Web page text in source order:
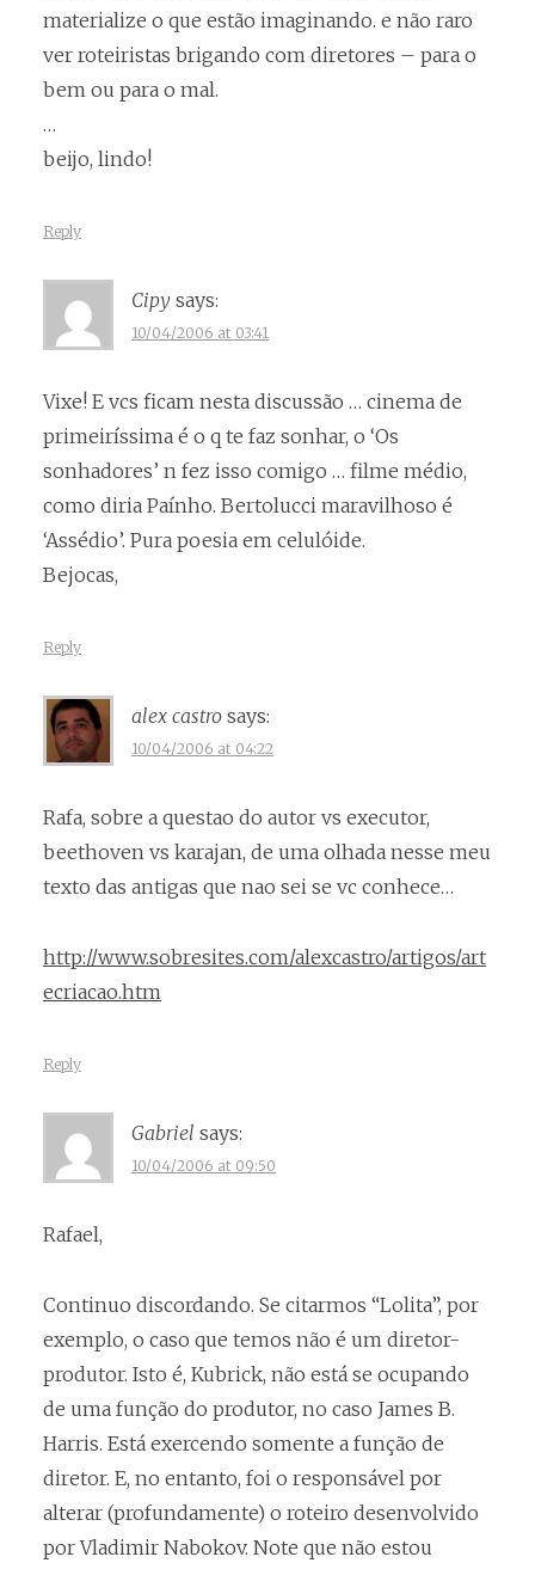
materialize o que estão imaginando. e não raro
ver roteiristas brigando com diretores – para o
bem ou para o mal.
…
beijo, lindo!
Reply
Cipy says:
10/04/2006 at 03:41
Vixe! E vcs ficam nesta discussão … cinema de
primeiríssima é o q te faz sonhar, o ‘Os
sonhadores’ n fez isso comigo … filme médio,
como diria Paínho. Bertolucci maravilhoso é
‘Assédio’. Pura poesia em celulóide.
Bejocas,
Reply
alex castro says:
10/04/2006 at 04:22
Rafa, sobre a questao do autor vs executor,
beethoven vs karajan, de uma olhada nesse meu
texto das antigas que nao sei se vc conhece…
http://www.sobresites.com/alexcastro/artigos/art
ecriacao.htm
Reply
Gabriel says:
10/04/2006 at 09:50
Rafael,
Continuo discordando. Se citarmos “Lolita”, por
exemplo, o caso que temos não é um diretor-
produtor. Isto é, Kubrick, não está se ocupando
de uma função do produtor, no caso James B.
Harris. Está exercendo somente a função de
diretor. E, no entanto, foi o responsável por
alterar (profundamente) o roteiro desenvolvido
por Vladimir Nabokov. Note que não estou